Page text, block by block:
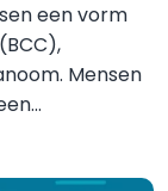
een vorm
Mensen